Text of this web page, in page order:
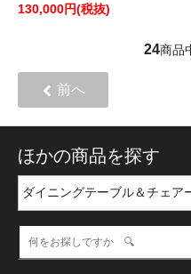
130,000円(税抜)
24商品
前へ
ほかの商品を探す